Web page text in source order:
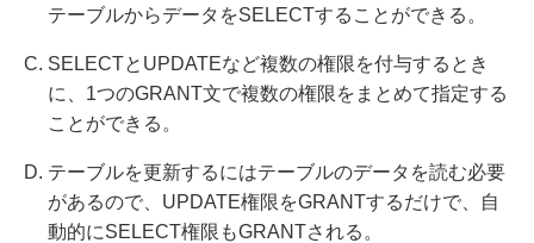
テーブルからデータをSELECTすることができる。
SELECTとUPDATEなど複数の権限を付与するとき
に、1つのGRANT文で複数の権限をまとめて指定する
ことができる。
テーブルを更新するにはテーブルのデータを読む必要
があるので、UPDATE権限をGRANTするだけで、自
動的にSELECT権限もGRANTされる。